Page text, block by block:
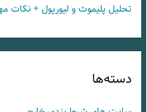
تحلیل پلیموث و لیورپول + نکات
دسته‌ها